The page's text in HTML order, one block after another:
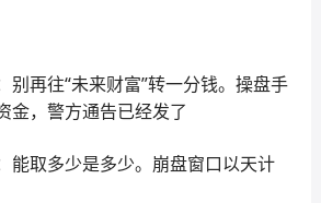
别再往“未来财富”转一分钱。操盘手
金，警方通告已经发了
能取多少是多少。崩盘窗口以天计